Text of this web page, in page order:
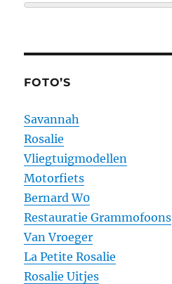
FOTO’S
Savannah
Rosalie
Vliegtuigmodellen
Motorfiets
Bernard W0
Restauratie Grammofoons
Van Vroeger
La Petite Rosalie
Rosalie Uitjes